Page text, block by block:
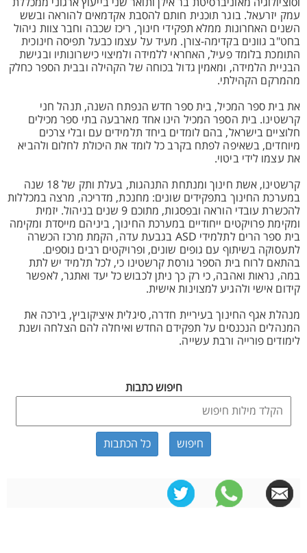
וסוציולוגיה מאוניברסיטת בר אילן ותואר שני בייעוץ ארגוני ממכללת
עמק יזרעאל. בוגר תוכנית חותם להסבת אקדמאים להוראה ובשש
השנים האחרונות ממלא תפקידי חינוך, ריכז שכבה וחבר צוות ניהול
בחט"ב גוונים בקדימה-צורן. מעיד על עצמו כבעל תפיסה חינוכית
התומכת בלומד פעיל, האחראי ללמידה ולמיצוי כישרונותיו ובגישת
הבניית הלמידה, ומאמין גדול בכוחה של הקהילה ובבית הספר כחלק
מהמרקם הקהילתי.
את בית ספר המכיל, בית ספר חדש הנפתח השנה, תנהל חני
קרשטינו. בית הספר המכיל הינו אחד מארבעה בתי ספר מכילים
חלוציים בישראל, בהם לומדים ביחד תלמידים עם ובלי צרכים
מיוחדים, בשאיפה לפתח בקרב כל לומד את היכולת לחלום ולהביא
את עצמו לידי ביטוי.
קרשטינו, אשת חינוך ומנתחת התנהגות, בעלת ותק של 18 שנה
במערכת החינוך בתפקידים שונים: מחנכת, מדריכה, מרצה במכללות
להכשרת עובדי הוראה ובפסגות, מתוכם 9 שנים בניהול. יזמית
ומקימת פרויקטים ייחודיים במערכת החינוך, ביניהם מייסדת ומקימה
בית ספר הרים לתלמידי ASD בגבעת עדה, הקמת מרכז הכשרה
לתעסוקה בשיתוף עם גופים שונים, ופרויקטים רבים נוספים.
בהתאם לרוח בית הספר גורסת קרשטינו כי, לכל תלמיד יש לתת
במה, נראות ואהבה, כי רק כך ניתן לכבוש כל יעד ואתגר, לאפשר
קידום אישי ולהגיע למצוינות אישית.
מנהלת אגף החינוך בעיריית חדרה, סיגלית איציקוביץ, בירכה את
המנהלים הנכנסים על תפקידם החדש ואיחלה להם הצלחה ושנת
לימודים פורייה ורבת עשייה.
חיפוש כתבות
כל הכתבות